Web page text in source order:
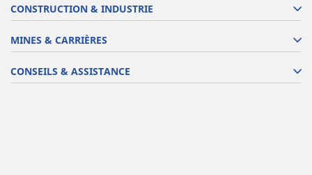
CONSTRUCTION & INDUSTRIE
MINES & CARRIÈRES
CONSEILS & ASSISTANCE